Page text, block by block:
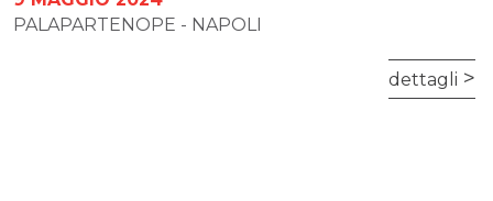
PALAPARTENOPE - NAPOLI
dettagli